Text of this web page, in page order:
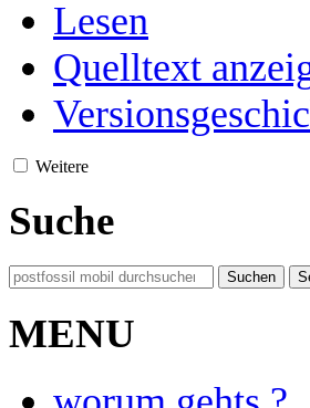
Lesen
Quelltext
Weitere
Suche
MENU